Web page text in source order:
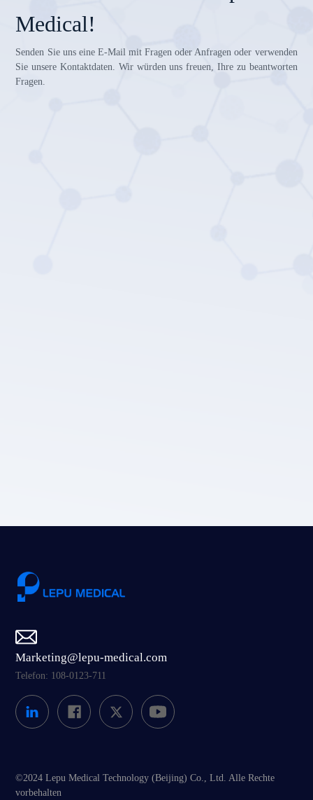
Medical!
Senden Sie uns eine E-Mail mit Fragen oder Anfragen oder verwenden
Sie unsere Kontaktdaten. Wir würden uns freuen, Ihre zu beantworten
Fragen.
Marketing@lepu-medical.com
Telefon: 108-0123-711
©2024 Lepu Medical Technology (Beijing) Co., Ltd. Alle Rechte
vorbehalten